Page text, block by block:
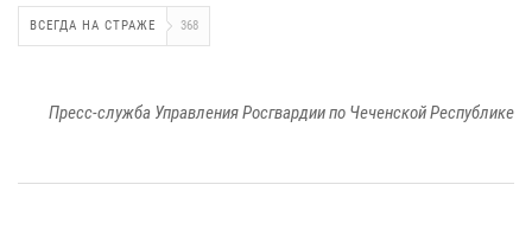
ВСЕГДА НА СТРАЖЕ 368
Пресс-служба Управления Росгвардии по Чеченской Республике